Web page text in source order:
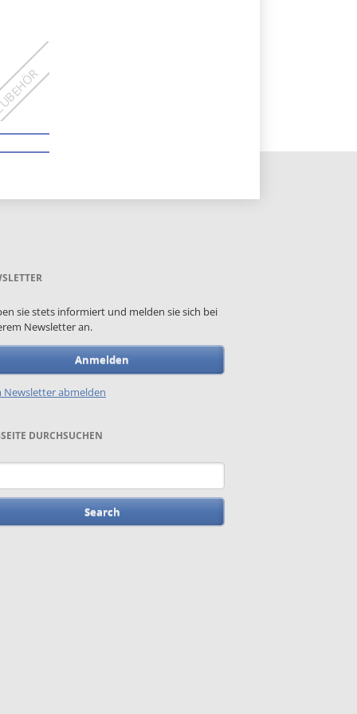
sie stets informiert und melden sie sich bei
Newsletter an.
Anmelden
Newsletter abmelden
DURCHSUCHEN